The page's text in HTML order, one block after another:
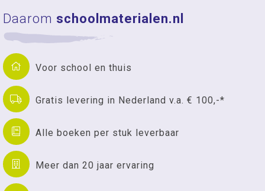
Daarom schoolmaterialen.nl
Voor school en thuis
Gratis levering in Nederland v.a. € 100,-*
Alle boeken per stuk leverbaar
Meer dan 20 jaar ervaring